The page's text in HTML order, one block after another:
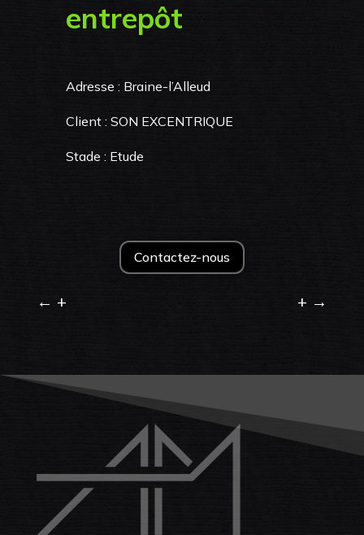
entrepôt
Adresse : Braine-l’Alleud
Client : SON EXCENTRIQUE
Stade : Etude
Contactez-nous
← + + →